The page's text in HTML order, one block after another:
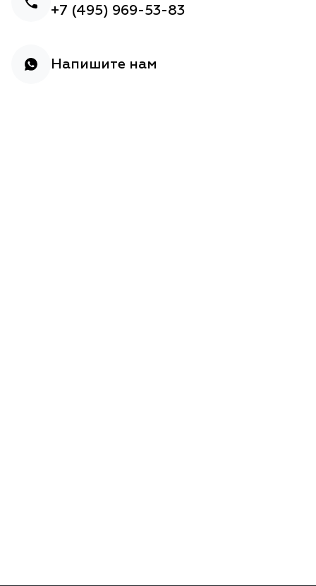
+7 (495) 969-53-83
Напишите нам